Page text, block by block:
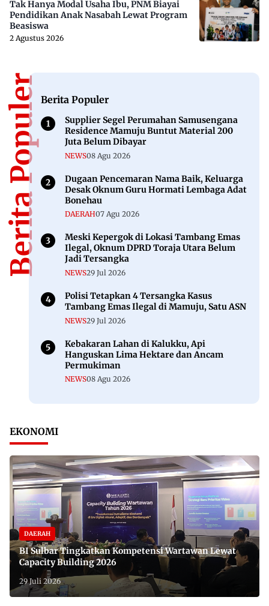
Tak Hanya Modal Usaha Ibu, PNM Biayai
Pendidikan Anak Nasabah Lewat Program
Beasiswa
2 Agustus 2026
Berita PopulerBerita Populer
Supplier Segel Perumahan Samusengana
Residence Mamuju Buntut Material 200
Juta Belum Dibayar
NEWS08 Agu 2026
Dugaan Pencemaran Nama Baik, Keluarga
Desak Oknum Guru Hormati Lembaga Adat
Bonehau
DAERAH07 Agu 2026
Meski Kepergok di Lokasi Tambang Emas
Ilegal, Oknum DPRD Toraja Utara Belum
Jadi Tersangka
NEWS29 Jul 2026
Polisi Tetapkan 4 Tersangka Kasus
Tambang Emas Ilegal di Mamuju, Satu ASN
NEWS29 Jul 2026
Kebakaran Lahan di Kalukku, Api
Hanguskan Lima Hektare dan Ancam
Permukiman
NEWS08 Agu 2026
EKONOMI
DAERAH
BI Sulbar Tingkatkan Kompetensi Wartawan Lewat
Capacity Building 2026
29 Juli 2026